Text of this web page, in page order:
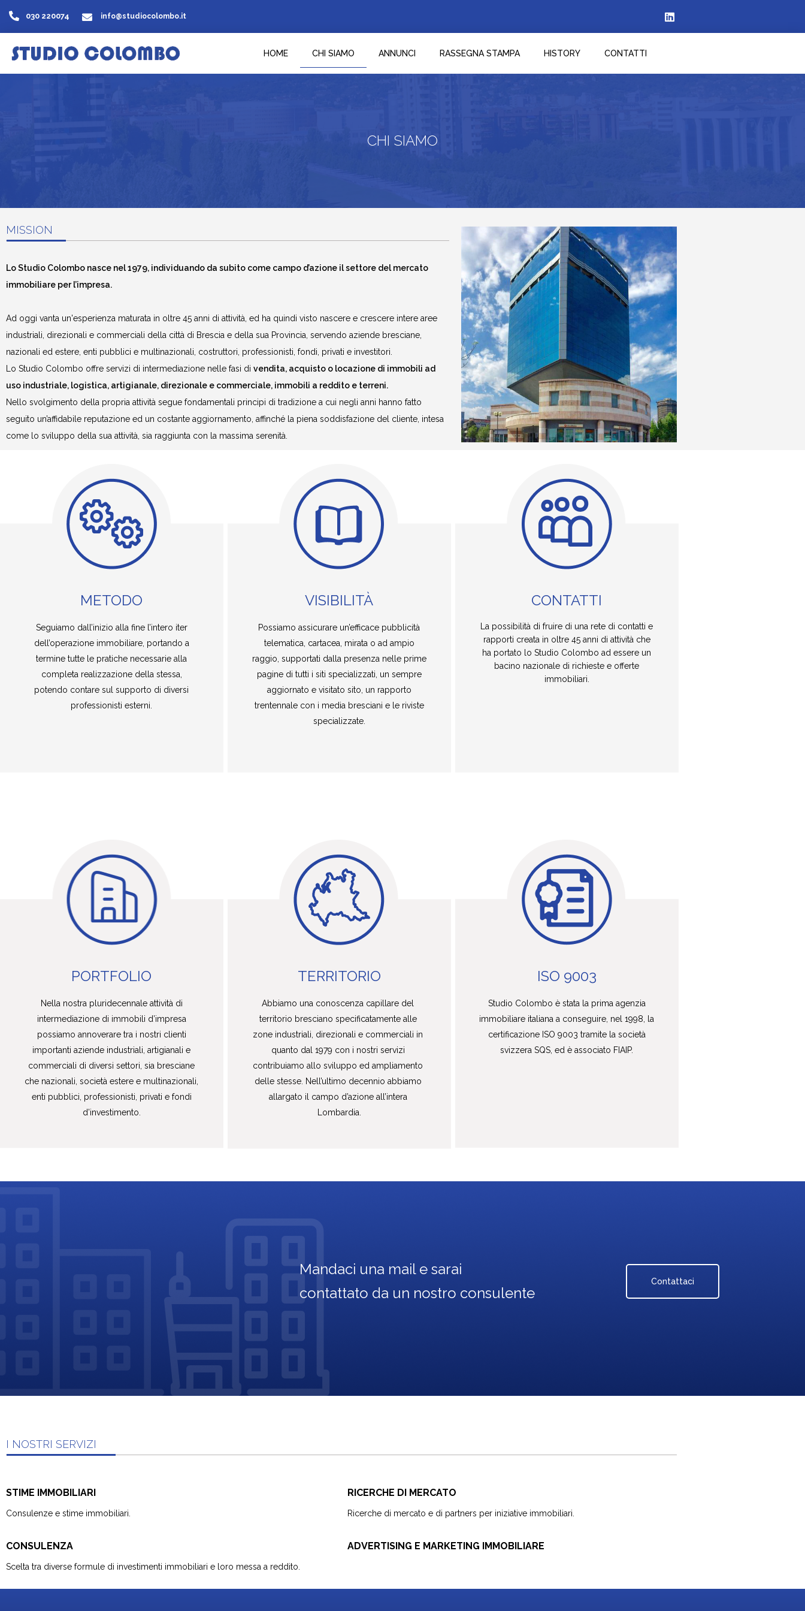
030 220074 info@studiocolombo.it
HOME CHI SIAMO ANNUNCI RASSEGNA STAMPA HISTORY CONTATTI
CHI SIAMO
MISSION
Lo Studio Colombo nasce nel 1979, individuando da subito come campo d’azione il settore del mercato
immobiliare per l’impresa.
Ad oggi vanta un'esperienza maturata in oltre 45 anni di attività, ed ha quindi visto nascere e crescere intere aree
industriali, direzionali e commerciali della città di Brescia e della sua Provincia, servendo aziende bresciane,
nazionali ed estere, enti pubblici e multinazionali, costruttori, professionisti, fondi, privati e investitori.
Lo Studio Colombo offre servizi di intermediazione nelle fasi di vendita, acquisto o locazione di immobili ad
uso industriale, logistica, artigianale, direzionale e commerciale, immobili a reddito e terreni.
Nello svolgimento della propria attività segue fondamentali principi di tradizione a cui negli anni hanno fatto
seguito un’affidabile reputazione ed un costante aggiornamento, affinché la piena soddisfazione del cliente, intesa
come lo sviluppo della sua attività, sia raggiunta con la massima serenità.
METODO
Seguiamo dall’inizio alla fine l’intero iter
dell’operazione immobiliare, portando a
termine tutte le pratiche necessarie alla
completa realizzazione della stessa,
potendo contare sul supporto di diversi
professionisti esterni.
VISIBILITÀ
Possiamo assicurare un’efficace pubblicità
telematica, cartacea, mirata o ad ampio
raggio, supportati dalla presenza nelle prime
pagine di tutti i siti specializzati, un sempre
aggiornato e visitato sito, un rapporto
trentennale con i media bresciani e le riviste
specializzate.
CONTATTI
La possibilità di fruire di una rete di contatti e
rapporti creata in oltre 45 anni di attività che
ha portato lo Studio Colombo ad essere un
bacino nazionale di richieste e offerte
immobiliari.
PORTFOLIO
Nella nostra pluridecennale attività di
intermediazione di immobili d’impresa
possiamo annoverare tra i nostri clienti
importanti aziende industriali, artigianali e
commerciali di diversi settori, sia bresciane
che nazionali, società estere e multinazionali,
enti pubblici, professionisti, privati e fondi
d’investimento.
TERRITORIO
Abbiamo una conoscenza capillare del
territorio bresciano specificatamente alle
zone industriali, direzionali e commerciali in
quanto dal 1979 con i nostri servizi
contribuiamo allo sviluppo ed ampliamento
delle stesse. Nell’ultimo decennio abbiamo
allargato il campo d’azione all’intera
Lombardia.
ISO 9003
Studio Colombo è stata la prima agenzia
immobiliare italiana a conseguire, nel 1998, la
certificazione ISO 9003 tramite la società
svizzera SQS, ed è associato FIAIP.
Mandaci una mail e sarai
contattato da un nostro consulente
Contattaci
I NOSTRI SERVIZI
STIME IMMOBILIARI
Consulenze e stime immobiliari.
RICERCHE DI MERCATO
Ricerche di mercato e di partners per iniziative immobiliari.
CONSULENZA
Scelta tra diverse formule di investimenti immobiliari e loro messa a reddito.
ADVERTISING E MARKETING IMMOBILIARE